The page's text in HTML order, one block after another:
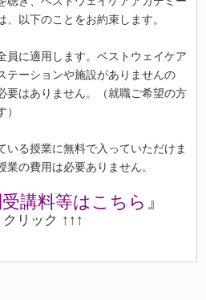
以下のことをお約束します。
員に適用します。ベストウェイケア
テーションや施設がありませんの
要はありません。（就職ご希望の方
いる授業に無料で入っていただけま
の費用は必要ありません。
講料等はこちら 』
クリック ↑↑↑